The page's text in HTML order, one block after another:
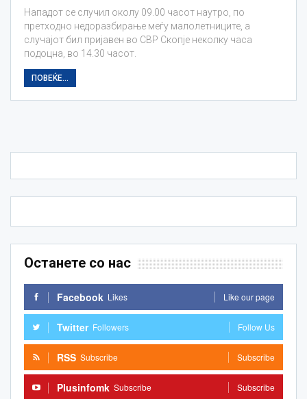
Нападот се случил околу 09.00 часот наутро, по
претходно недоразбирање меѓу малолетниците, а
случајот бил пријавен во СВР Скопје неколку часа
подоцна, во 14.30 часот.
ПОВЕЌЕ...
Останете со нас
Facebook Likes Like our page
Twitter Followers Follow Us
RSS Subscribe Subscribe
Plusinfomk Subscribe Subscribe